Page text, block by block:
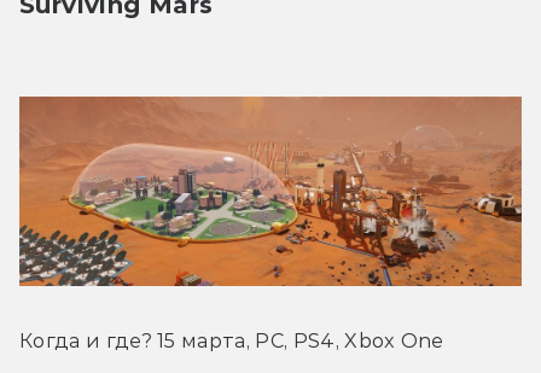
Когда и где? 15 марта, PC, PS4, Xbox One